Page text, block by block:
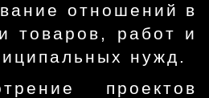
отношений в
товаров, работ и
нужд.
проектов